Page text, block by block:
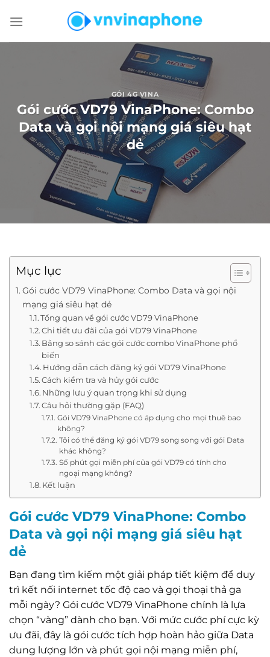
đến
GÓI 4G VINA
Gói cước VD79 VinaPhone: Combo
Data và gọi nội mạng giá siêu hạt
dẻ
Mục lục
Gói cước VD79 VinaPhone: Combo Data và gọi nội
mạng giá siêu hạt dẻ
Tổng quan về gói cước VD79 VinaPhone
Chi tiết ưu đãi của gói VD79 VinaPhone
Bảng so sánh các gói cước combo VinaPhone phổ
biến
Hướng dẫn cách đăng ký gói VD79 VinaPhone
Cách kiểm tra và hủy gói cước
Những lưu ý quan trọng khi sử dụng
Câu hỏi thường gặp (FAQ)
Gói VD79 VinaPhone có áp dụng cho mọi thuê bao
không?
Tôi có thể đăng ký gói VD79 song song với gói Data
khác không?
Số phút gọi miễn phí của gói VD79 có tính cho
ngoại mạng không?
Kết luận
Gói cước VD79 VinaPhone: Combo
Data và gọi nội mạng giá siêu hạt
dẻ
Bạn đang tìm kiếm một giải pháp tiết kiệm để duy
trì kết nối internet tốc độ cao và gọi thoại thả ga
mỗi ngày? Gói cước VD79 VinaPhone chính là lựa
chọn “vàng” dành cho bạn. Với mức cước phí cực kỳ
ưu đãi, đây là gói cước tích hợp hoàn hảo giữa Data
dung lượng lớn và phút gọi nội mạng miễn phí,